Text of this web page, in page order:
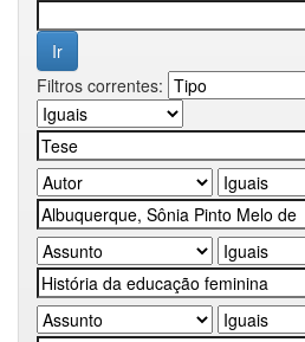
Filtros correntes: